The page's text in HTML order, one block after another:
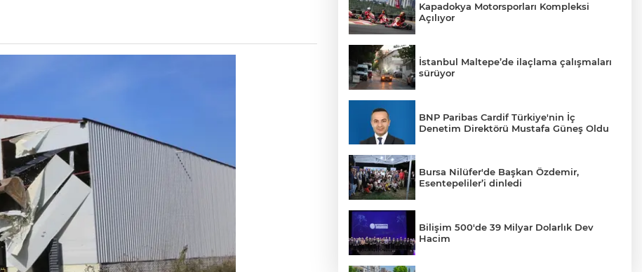
Kapadokya Motorsporları Kompleksi
Açılıyor
İstanbul Maltepe’de ilaçlama çalışmaları
sürüyor
BNP Paribas Cardif Türkiye'nin İç
Denetim Direktörü Mustafa Güneş Oldu
Bursa Nilüfer'de Başkan Özdemir,
Esentepeliler’i dinledi
Bilişim 500'de 39 Milyar Dolarlık Dev
Hacim